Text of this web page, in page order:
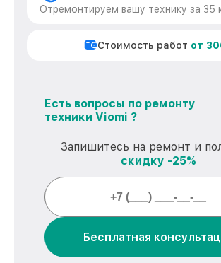
Отремонтируем вашу технику за 35
Стоимость работ от
Есть вопросы по ремонту
техники Viomi ?
Запишитесь на ремонт и
скидку -25%
Бесплатная